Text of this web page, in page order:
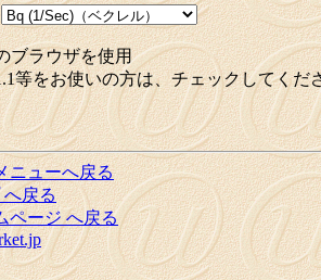
ブラウザを使用
等をお使いの方は、チェックしてくだ
ニューへ戻る
へ戻る
ページ へ戻る